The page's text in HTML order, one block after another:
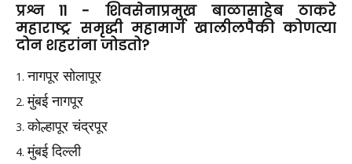
प्रश्न 11 - शिवसेनाप्रमुख बाळासाहेब ठाकरे
महाराष्ट्र समृद्धी महामार्ग खालीलपैकी कोणत्या
दोन शहरांना जोडतो?
नागपूर सोलापूर
मुंबई नागपूर
कोल्हापूर चंद्रपूर
मुंबई दिल्ली